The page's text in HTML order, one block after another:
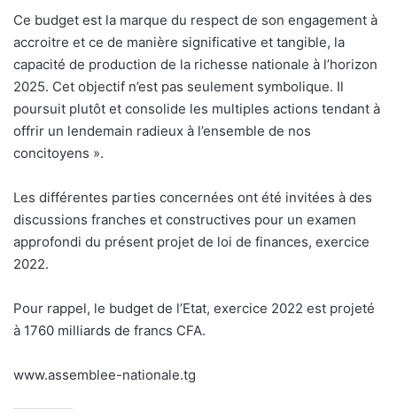
Ce budget est la marque du respect de son engagement à
accroitre et ce de manière significative et tangible, la
capacité de production de la richesse nationale à l’horizon
2025. Cet objectif n’est pas seulement symbolique. Il
poursuit plutôt et consolide les multiples actions tendant à
offrir un lendemain radieux à l’ensemble de nos
concitoyens ».
Les différentes parties concernées ont été invitées à des
discussions franches et constructives pour un examen
approfondi du présent projet de loi de finances, exercice
2022.
Pour rappel, le budget de l’Etat, exercice 2022 est projeté
à 1760 milliards de francs CFA.
www.assemblee-nationale.tg